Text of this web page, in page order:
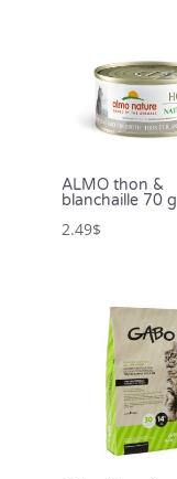
ALMO thon &
blanchaille 70 g
2.49$